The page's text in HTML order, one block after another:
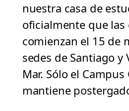
nuestra casa de
oficialmente que las
comienzan el 15 de
sedes de Santiago y
Mar. Sólo el
mantiene